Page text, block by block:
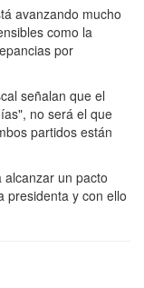
avanzando mucho
como la
por
señalan que el
no será el que
partidos están
un pacto
presidenta y con ello